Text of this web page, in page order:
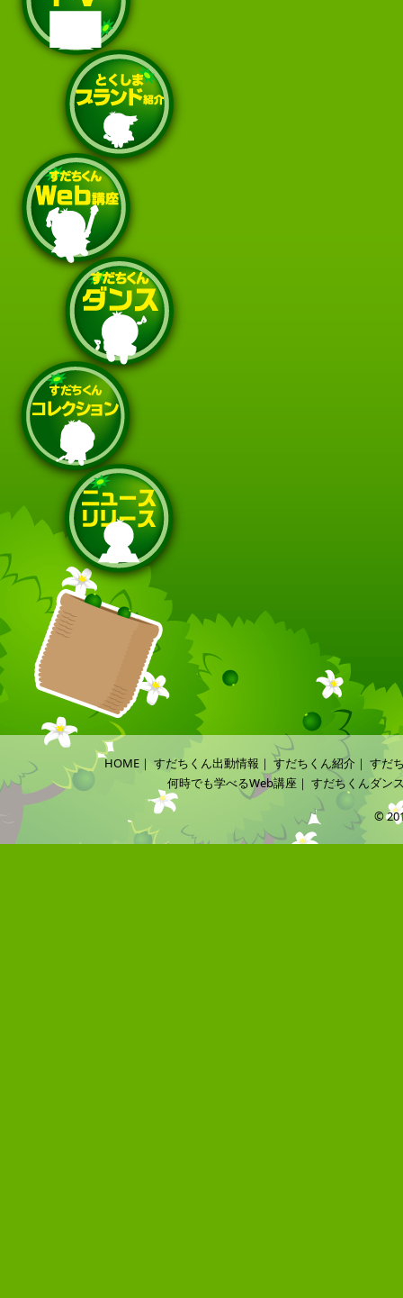
HOME ｜ すだちくん出動情報 ｜ すだちくん紹介 ｜ すだ
何時でも学べるWeb講座 ｜すだちくんダン
©